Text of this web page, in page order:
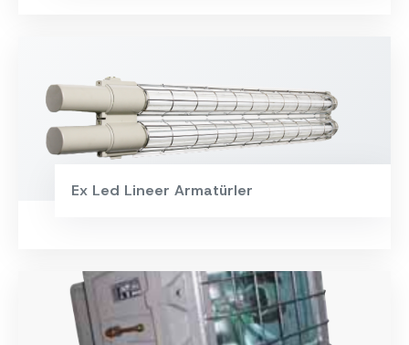
Ex Led Lineer Armatürler